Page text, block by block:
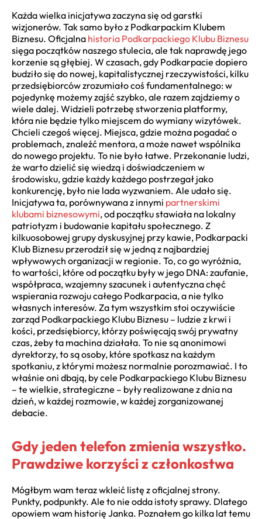
Każda wielka inicjatywa zaczyna się od garstki
wizjonerów. Tak samo było z Podkarpackim Klubem
Biznesu. Oficjalna historia Podkarpackiego Klubu Biznesu
sięga początków naszego stulecia, ale tak naprawdę jego
korzenie są głębiej. W czasach, gdy Podkarpacie dopiero
budziło się do nowej, kapitalistycznej rzeczywistości, kilku
przedsiębiorców zrozumiało coś fundamentalnego: w
pojedynkę możemy zajść szybko, ale razem zajdziemy o
wiele dalej. Widzieli potrzebę stworzenia platformy,
która nie będzie tylko miejscem do wymiany wizytówek.
Chcieli czegoś więcej. Miejsca, gdzie można pogadać o
problemach, znaleźć mentora, a może nawet wspólnika
do nowego projektu. To nie było łatwe. Przekonanie ludzi,
że warto dzielić się wiedzą i doświadczeniem w
środowisku, gdzie każdy każdego postrzegał jako
konkurencję, było nie lada wyzwaniem. Ale udało się.
Inicjatywa ta, porównywana z innymi partnerskimi
klubami biznesowymi, od początku stawiała na lokalny
patriotyzm i budowanie kapitału społecznego. Z
kilkuosobowej grupy dyskusyjnej przy kawie, Podkarpacki
Klub Biznesu przerodził się w jedną z najbardziej
wpływowych organizacji w regionie. To, co go wyróżnia,
to wartości, które od początku były w jego DNA: zaufanie,
współpraca, wzajemny szacunek i autentyczna chęć
wspierania rozwoju całego Podkarpacia, a nie tylko
własnych interesów. Za tym wszystkim stoi oczywiście
zarząd Podkarpackiego Klubu Biznesu – ludzie z krwi i
kości, przedsiębiorcy, którzy poświęcają swój prywatny
czas, żeby ta machina działała. To nie są anonimowi
dyrektorzy, to są osoby, które spotkasz na każdym
spotkaniu, z którymi możesz normalnie porozmawiać. I to
właśnie oni dbają, by cele Podkarpackiego Klubu Biznesu
– te wielkie, strategiczne – były realizowane z dnia na
dzień, w każdej rozmowie, w każdej zorganizowanej
debacie.
Gdy jeden telefon zmienia wszystko.
Prawdziwe korzyści z członkostwa
Mógłbym wam teraz wkleić listę z oficjalnej strony.
Punkty, podpunkty. Ale to nie odda istoty sprawy. Dlatego
opowiem wam historię Janka. Poznałem go kilka lat temu